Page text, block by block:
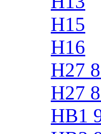
H15
H16
H27
H27
HB1